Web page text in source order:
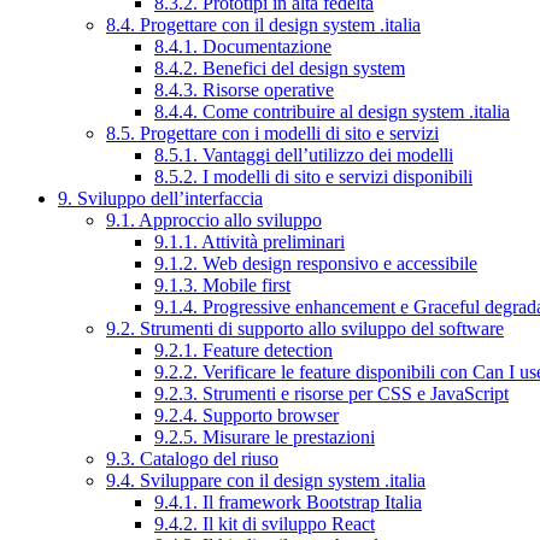
8.4. Progettare con il design system .italia
8.4.1. Documentazione
8.4.2. Benefici del design system
8.4.3. Risorse operative
8.4.4. Come contribuire al design system .italia
8.5. Progettare con i modelli di sito e servizi
8.5.1. Vantaggi dell’utilizzo dei modelli
8.5.2. I modelli di sito e servizi disponibili
9. Sviluppo dell’interfaccia
9.1. Approccio allo sviluppo
9.1.1. Attività preliminari
9.1.2. Web design responsivo e accessibile
9.1.3. Mobile first
9.1.4. Progressive enhancement e Graceful
9.2. Strumenti di supporto allo sviluppo del software
9.2.1. Feature detection
9.2.2. Verificare le feature disponibili con Can I
9.2.3. Strumenti e risorse per CSS e JavaScript
9.2.4. Supporto browser
9.2.5. Misurare le prestazioni
9.3. Catalogo del riuso
9.4. Sviluppare con il design system .italia
9.4.1. Il framework Bootstrap Italia
9.4.2. Il kit di sviluppo React